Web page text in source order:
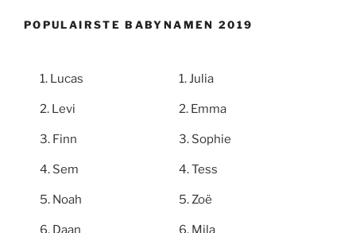
POPULAIRSTE BABYNAMEN 2019
Lucas
Levi
Finn
Sem
Noah
Daan
Julia
Emma
Sophie
Tess
Zoë
Mila